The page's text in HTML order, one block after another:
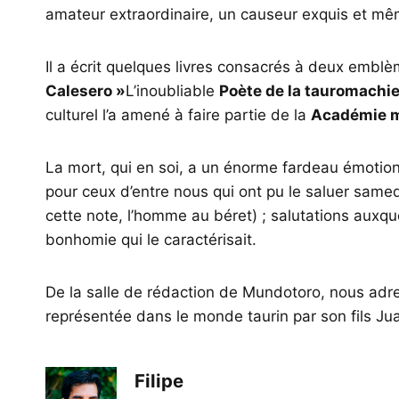
amateur extraordinaire, un causeur exquis et
Il a écrit quelques livres consacrés à deux
Calesero »L’inoubliable Poète de la tauromachie
culturel l’a amené à faire partie de la Académie
La mort, qui en soi, a un énorme fardeau
pour ceux d’entre nous qui ont pu le saluer
cette note, l’homme au béret) ; salutations
bonhomie qui le caractérisait.
De la salle de rédaction de Mundotoro, nous
représentée dans le monde taurin par son fils
Filipe